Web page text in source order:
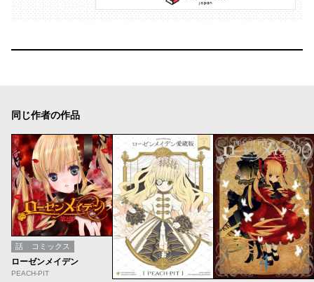
同じ作者の作品
話 コミックス
ローゼンメイデン
PEACH-PIT